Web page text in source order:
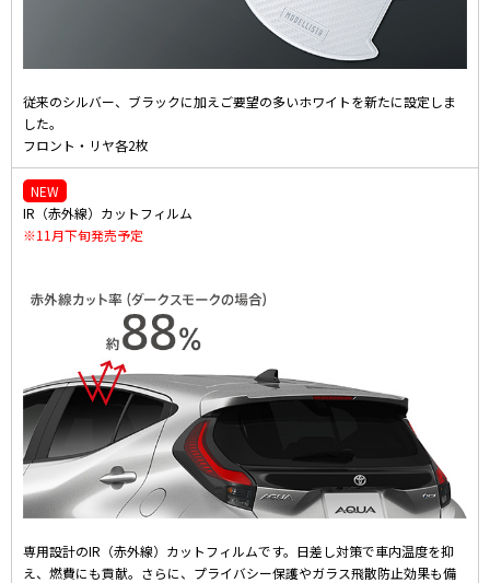
従来のシルバー、ブラックに加えご要望の多いホワイトを新たに設定しま
した。
フロント・リヤ各2枚
NEW
IR（赤外線）カットフィルム
※11月下旬発売予定
専用設計のIR（赤外線）カットフィルムです。日差し対策で車内温度を抑
え、燃費にも貢献。さらに、プライバシー保護やガラス飛散防止効果も備